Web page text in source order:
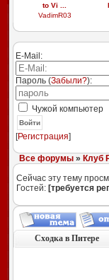
to Vi ...
VadimR03
E-Mail:
Пароль (Забыли?):
Чужой компьютер
Войти
[Регистрация]
Все форумы» Клуб
Сейчас эту тему
Гостей: [требуется
Сходка в Питере